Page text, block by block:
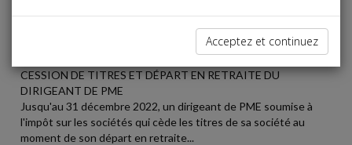
CESSION DE TITRES ET DÉPART EN RETRAITE DU
DIRIGEANT DE PME
Jusqu'au 31 décembre 2022, un dirigeant de PME soumise à
l'impôt sur les sociétés qui cède les titres de sa société au
moment de son départ en retraite...
Acceptez et continuez